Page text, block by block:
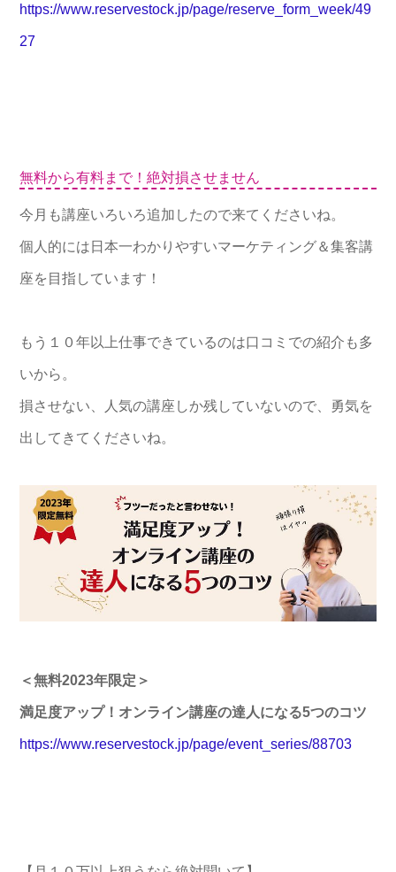
https://www.reservestock.jp/page/reserve_form_week/49
27
無料から有料まで！絶対損させません
今月も講座いろいろ追加したので来てくださいね。
個人的には日本一わかりやすいマーケティング＆集客講
座を目指しています！
もう１０年以上仕事できているのは口コミでの紹介も多
いから。
損させない、人気の講座しか残していないので、勇気を
出してきてくださいね。
＜無料2023年限定＞
満足度アップ！オンライン講座の達人になる5つのコツ
https://www.reservestock.jp/page/event_series/88703